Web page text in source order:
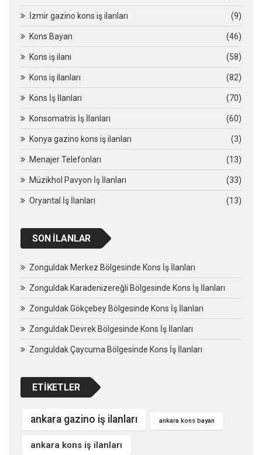
İzmir gazino kons iş ilanları (9)
Kons Bayan (46)
Kons iş ilanı (58)
Kons iş ilanları (82)
Kons İş İlanları (70)
Konsomatris İş İlanları (60)
Konya gazino kons iş ilanları (3)
Menajer Telefonları (13)
Müzikhol Pavyon İş İlanları (33)
Oryantal İş İlanları (13)
SON İLANLAR
Zonguldak Merkez Bölgesinde Kons İş İlanları
Zonguldak Karadenizereğli Bölgesinde Kons İş İlanları
Zonguldak Gökçebey Bölgesinde Kons İş İlanları
Zonguldak Devrek Bölgesinde Kons İş İlanları
Zonguldak Çaycuma Bölgesinde Kons İş İlanları
ETIKETLER
ankara gazino iş ilanları ankara kons bayan
ankara kons iş ilanları